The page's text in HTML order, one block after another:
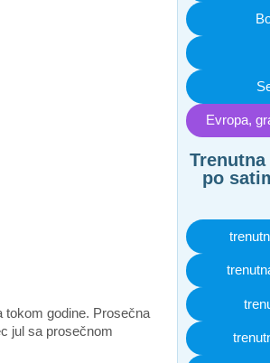
tokom godine. Prosečna
jul sa prosečnom
Evropa,
po